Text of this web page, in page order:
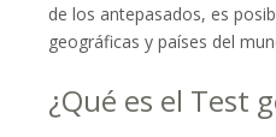
de los antepasados, es
geográficas y países del
¿Qué es el Test